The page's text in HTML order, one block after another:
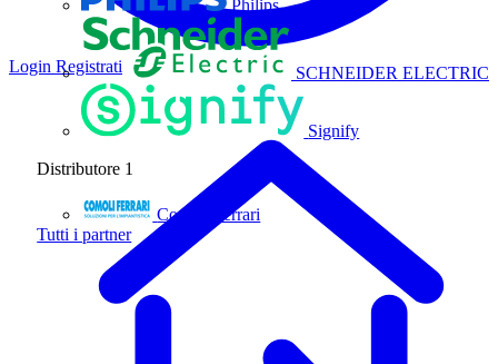
Philips
SCHNEIDER ELECTRIC
Signify
Distributore 1
Comoli Ferrari
Tutti i partner
Login Registrati